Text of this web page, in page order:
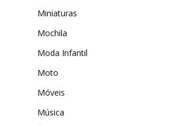
Miniaturas
Mochila
Moda Infantil
Moto
Móveis
Música